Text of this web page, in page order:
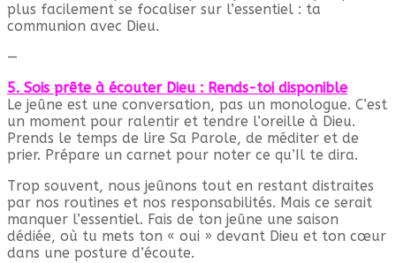
plus facilement se focaliser sur l’essentiel : ta
communion avec Dieu.
—
5. Sois prête à écouter Dieu : Rends-toi disponible
Le jeûne est une conversation, pas un monologue. C’est
un moment pour ralentir et tendre l’oreille à Dieu.
Prends le temps de lire Sa Parole, de méditer et de
prier. Prépare un carnet pour noter ce qu’Il te dira.
Trop souvent, nous jeûnons tout en restant distraites
par nos routines et nos responsabilités. Mais ce serait
manquer l’essentiel. Fais de ton jeûne une saison
dédiée, où tu mets ton « oui » devant Dieu et ton cœur
dans une posture d’écoute.